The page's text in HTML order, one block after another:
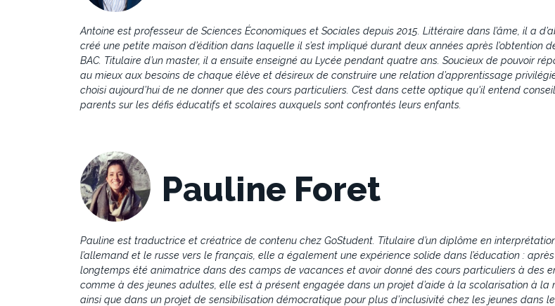
Antoine est professeur de Sciences Économiques et Sociales depuis 2015. Littéraire dans l’âme, il a
créé une petite maison d’édition dans laquelle il s’est impliqué durant deux années après l’obtention
BAC. Titulaire d’un master, il a ensuite enseigné au Lycée pendant quatre ans. Soucieux de pouvoir
au mieux aux besoins de chaque élève et désireux de construire une relation d’apprentissage
choisi aujourd’hui de ne donner que des cours particuliers. C’est dans cette optique qu'il entend
parents sur les défis éducatifs et scolaires auxquels sont confrontés leurs enfants.
Pauline Foret
Pauline est traductrice et créatrice de contenu chez GoStudent. Titulaire d’un diplôme en
l’allemand et le russe vers le français, elle a également une expérience solide dans l’éducation :
longtemps été animatrice dans des camps de vacances et avoir donné des cours particuliers à des
comme à des jeunes adultes, elle est à présent engagée dans un projet d’aide à la scolarisation à la
ainsi que dans un projet de sensibilisation démocratique pour plus d’inclusivité chez les jeunes dans le